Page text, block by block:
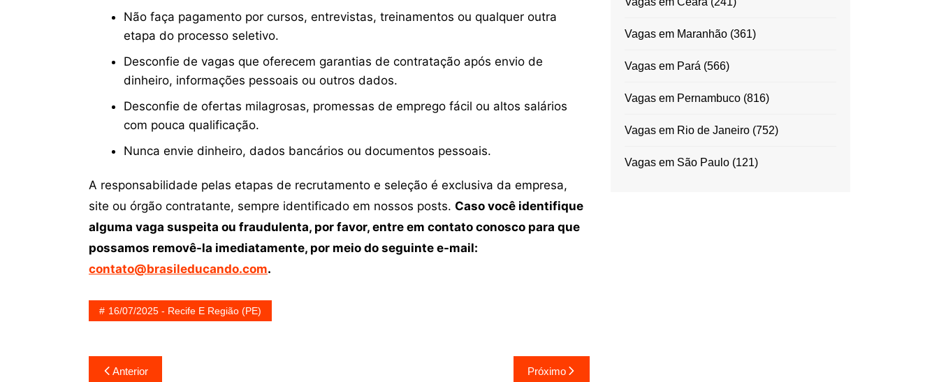
Não faça pagamento por cursos, entrevistas, treinamentos ou qualquer outra
etapa do processo seletivo.
Desconfie de vagas que oferecem garantias de contratação após envio de
dinheiro, informações pessoais ou outros dados.
Desconfie de ofertas milagrosas, promessas de emprego fácil ou altos salários
com pouca qualificação.
Nunca envie dinheiro, dados bancários ou documentos pessoais.
A responsabilidade pelas etapas de recrutamento e seleção é exclusiva da empresa,
site ou órgão contratante, sempre identificado em nossos posts. Caso você identifique
alguma vaga suspeita ou fraudulenta, por favor, entre em contato conosco para que
possamos removê-la imediatamente, por meio do seguinte e-mail:
contato@brasileducando.com.
16/07/2025 - Recife E Região (PE)
Navegação
Anterior Próximo
Vagas em Maranhão(361)
Vagas em Pará (566)
Vagas em Pernambuco(816)
Vagas em Rio de Janeiro(752)
Vagas em São Paulo(121)